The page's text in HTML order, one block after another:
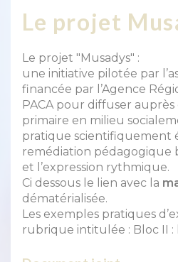
Le projet
Le projet "Musadys" :
une initiative pilotée par
financée par l’Agence
PACA pour diffuser auprès
primaire en milieu
pratique scientifiquement
remédiation pédagogique
et l’expression rythmique.
Ci dessous le lien avec la
dématérialisée.
Les exemples pratiques
rubrique intitulée : Bloc II :